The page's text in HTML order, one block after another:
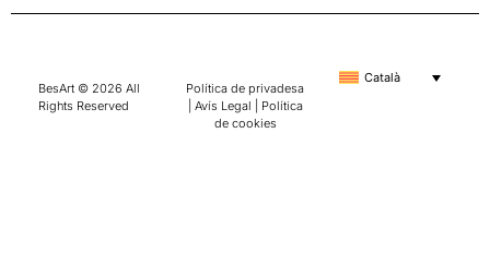
BesArt © 2026 All
Rights Reserved
Política de privadesa
Avís Legal
Política
de cookies
Català